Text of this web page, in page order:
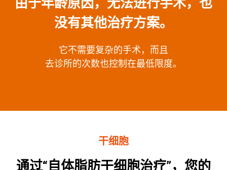
没有其他治疗方案。
它不需要复杂的手术，而且
去诊所的次数也控制在最低限度。
干细胞
通过“自体脂肪干细胞治疗”，您的